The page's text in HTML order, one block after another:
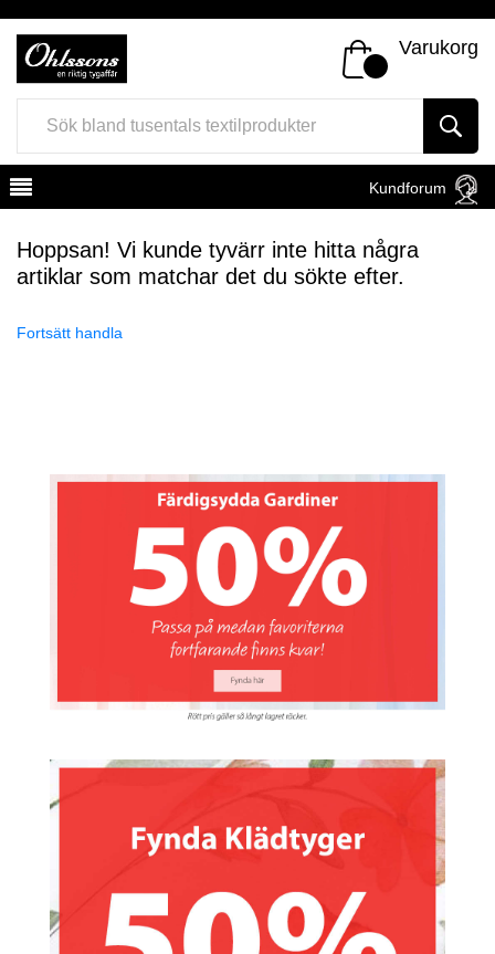
Varukorg
Kundforum
Hoppsan! Vi kunde tyvärr inte hitta några
artiklar som matchar det du sökte efter.
Fortsätt handla